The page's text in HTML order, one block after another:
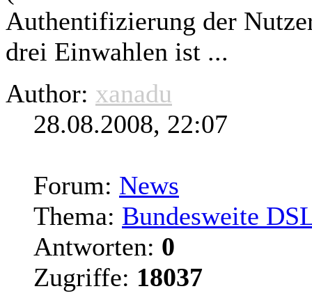
Authentifizierung der
drei Einwahlen ist ...
Author: xanadu
28.08.2008, 22:07
Forum: News
Thema: Bundesweite
Antworten: 0
Zugriffe: 18037